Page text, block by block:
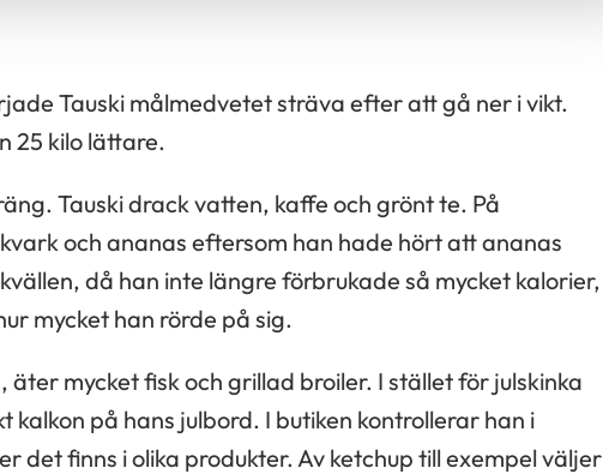
Tauski målmedvetet sträva efter att gå ner i vikt.
25 kilo lättare.
Tauski drack vatten, kaffe och grönt te. På
och ananas eftersom han hade hört att ananas
då han inte längre förbrukade så mycket kalorier,
mycket han rörde på sig.
mycket fisk och grillad broiler. I stället för julskinka
kalkon på hans julbord. I butiken kontrollerar han i
det finns i olika produkter. Av ketchup till exempel väljer